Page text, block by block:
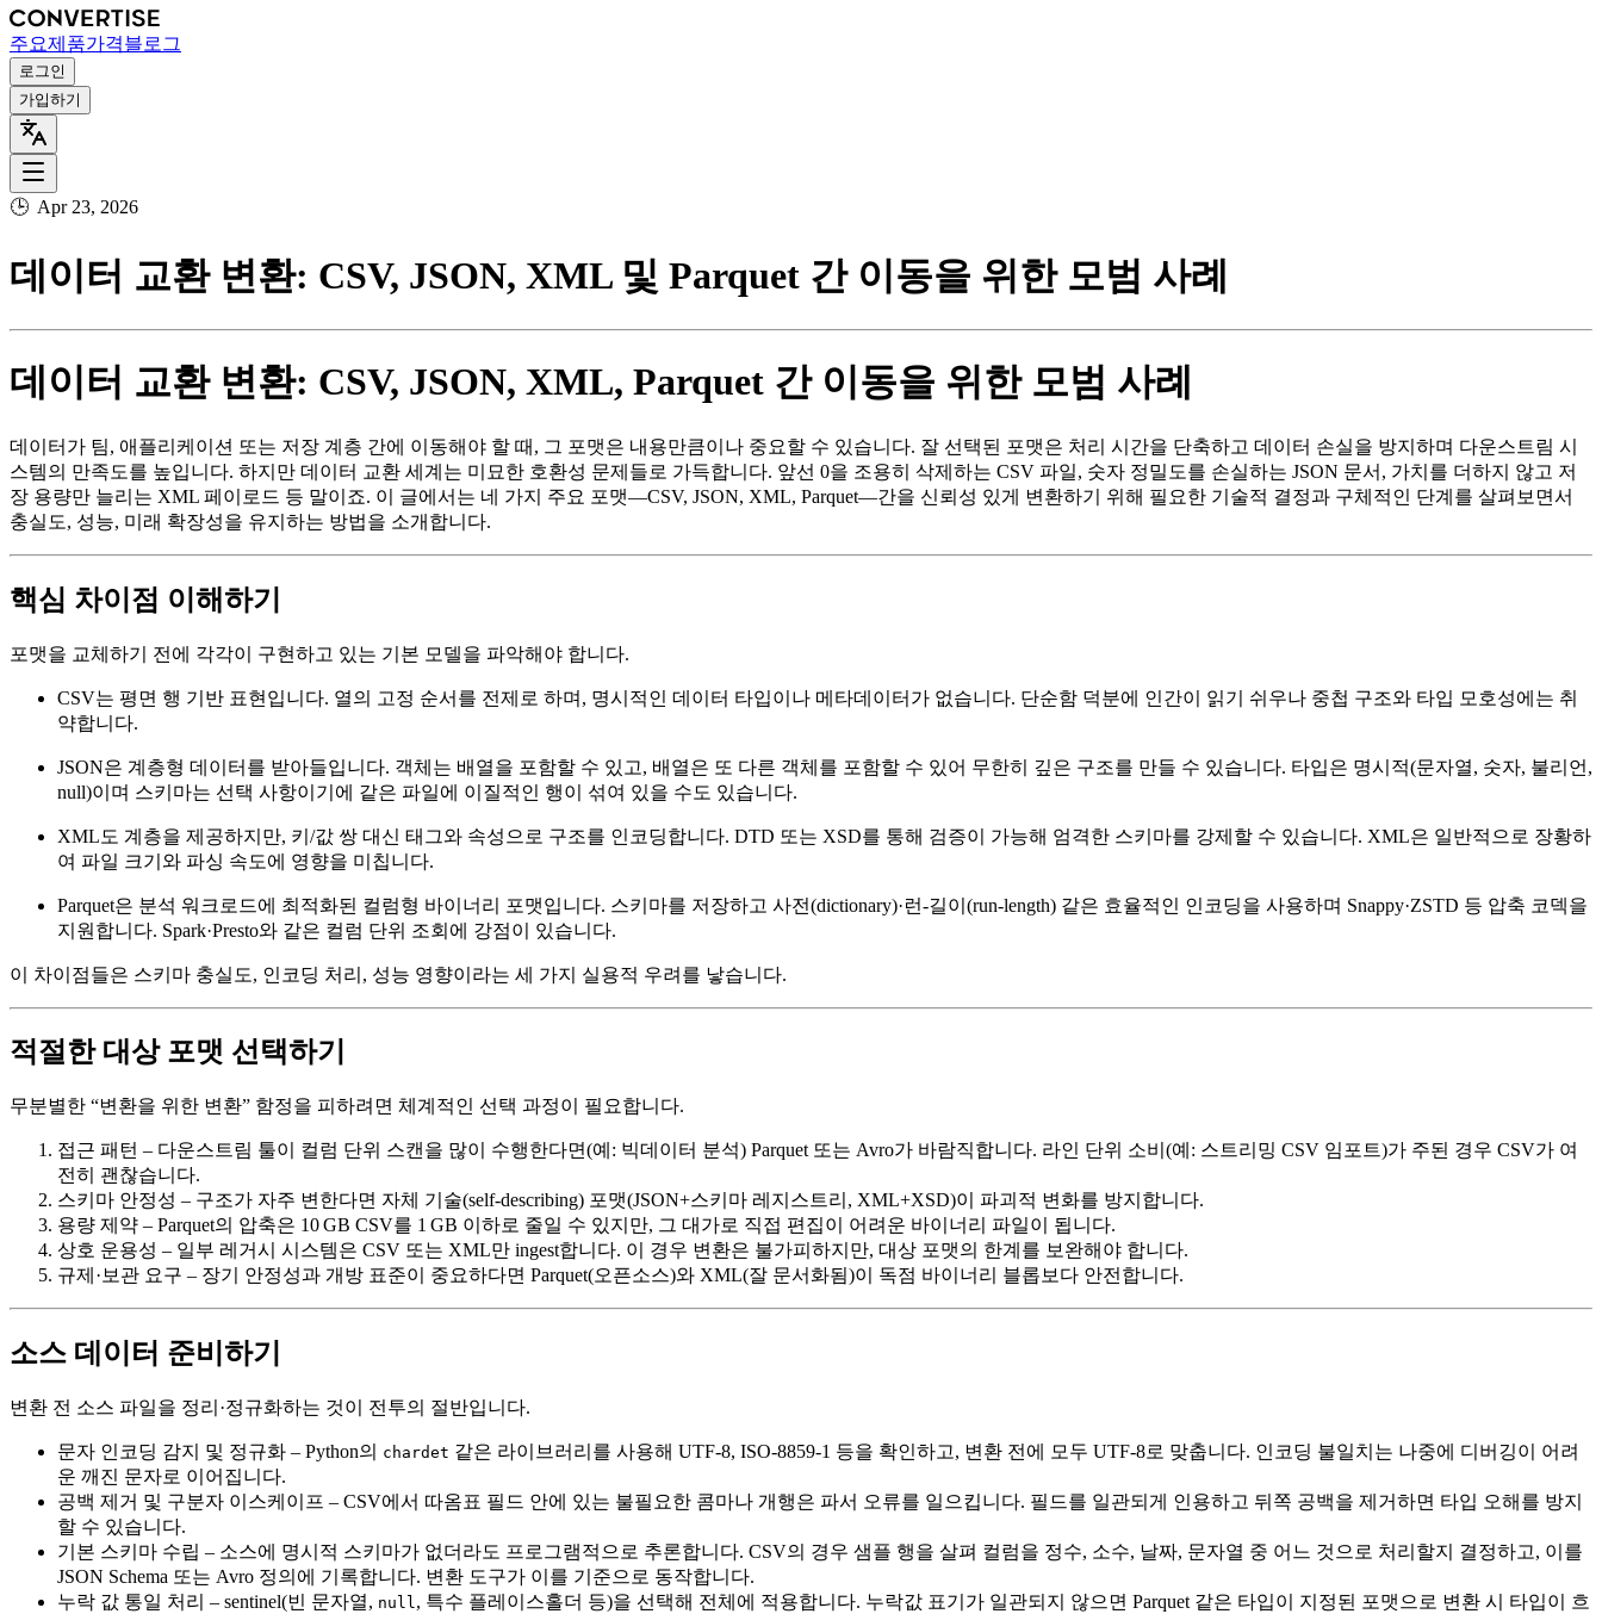
주요제품가격블로그
로그인
가입하기
🕒 Apr 23, 2026
데이터 교환 변환: CSV, JSON, XML 및 Parquet 간 이동을 위한 모범 사례
데이터 교환 변환: CSV, JSON, XML, Parquet 간 이동을 위한 모범 사례
데이터가 팀, 애플리케이션 또는 저장 계층 간에 이동해야 할 때, 그 포맷은 내용만큼이나 중요할 수 있습니다. 잘 선택된 포맷은 처리 시간을 단축하고 데이터 손실을 방지하며 다운스트림 시
스템의 만족도를 높입니다. 하지만 데이터 교환 세계는 미묘한 호환성 문제들로 가득합니다. 앞선 0을 조용히 삭제하는 CSV 파일, 숫자 정밀도를 손실하는 JSON 문서, 가치를 더하지 않고 저
장 용량만 늘리는 XML 페이로드 등 말이죠. 이 글에서는 네 가지 주요 포맷—CSV, JSON, XML, Parquet—간을 신뢰성 있게 변환하기 위해 필요한 기술적 결정과 구체적인 단계를 살펴보면서
충실도, 성능, 미래 확장성을 유지하는 방법을 소개합니다.
핵심 차이점 이해하기
포맷을 교체하기 전에 각각이 구현하고 있는 기본 모델을 파악해야 합니다.
CSV는 평면 행 기반 표현입니다. 열의 고정 순서를 전제로 하며, 명시적인 데이터 타입이나 메타데이터가 없습니다. 단순함 덕분에 인간이 읽기 쉬우나 중첩 구조와 타입 모호성에는 취
약합니다.
JSON은 계층형 데이터를 받아들입니다. 객체는 배열을 포함할 수 있고, 배열은 또 다른 객체를 포함할 수 있어 무한히 깊은 구조를 만들 수 있습니다. 타입은 명시적(문자열, 숫자, 불리언,
null)이며 스키마는 선택 사항이기에 같은 파일에 이질적인 행이 섞여 있을 수도 있습니다.
XML도 계층을 제공하지만, 키/값 쌍 대신 태그와 속성으로 구조를 인코딩합니다. DTD 또는 XSD를 통해 검증이 가능해 엄격한 스키마를 강제할 수 있습니다. XML은 일반적으로 장황하
여 파일 크기와 파싱 속도에 영향을 미칩니다.
Parquet은 분석 워크로드에 최적화된 컬럼형 바이너리 포맷입니다. 스키마를 저장하고 사전(dictionary)·런‑길이(run‑length) 같은 효율적인 인코딩을 사용하며 Snappy·ZSTD 등 압축 코덱을
지원합니다. Spark·Presto와 같은 컬럼 단위 조회에 강점이 있습니다.
이 차이점들은 스키마 충실도, 인코딩 처리 , 성능 영향이라는 세 가지 실용적 우려를 낳습니다.
적절한 대상 포맷 선택하기
무분별한 “변환을 위한 변환” 함정을 피하려면 체계적인 선택 과정이 필요합니다.
접근 패턴 – 다운스트림 툴이 컬럼 단위 스캔을 많이 수행한다면(예: 빅데이터 분석) Parquet 또는 Avro가 바람직합니다. 라인 단위 소비(예: 스트리밍 CSV 임포트)가 주된 경우 CSV가 여
전히 괜찮습니다.
스키마 안정성 – 구조가 자주 변한다면 자체 기술(self‑describing) 포맷(JSON+스키마 레지스트리, XML+XSD)이 파괴적 변화를 방지합니다.
용량 제약 – Parquet의 압축은 10 GB CSV를 1 GB 이하로 줄일 수 있지만, 그 대가로 직접 편집이 어려운 바이너리 파일이 됩니다.
상호 운용성 – 일부 레거시 시스템은 CSV 또는 XML만 ingest합니다. 이 경우 변환은 불가피하지만, 대상 포맷의 한계를 보완해야 합니다.
규제·보관 요구 – 장기 안정성과 개방 표준이 중요하다면 Parquet(오픈소스)와 XML(잘 문서화됨)이 독점 바이너리 블롭보다 안전합니다.
소스 데이터 준비하기
변환 전 소스 파일을 정리·정규화하는 것이 전투의 절반입니다.
문자 인코딩 감지 및 정규화 – Python의 chardet 같은 라이브러리를 사용해 UTF‑8, ISO‑8859‑1 등을 확인하고, 변환 전에 모두 UTF‑8로 맞춥니다. 인코딩 불일치는 나중에 디버깅이 어려
운 깨진 문자로 이어집니다.
공백 제거 및 구분자 이스케이프 – CSV에서 따옴표 필드 안에 있는 불필요한 콤마나 개행은 파서 오류를 일으킵니다. 필드를 일관되게 인용하고 뒤쪽 공백을 제거하면 타입 오해를 방지
할 수 있습니다.
기본 스키마 수립 – 소스에 명시적 스키마가 없더라도 프로그램적으로 추론합니다. CSV의 경우 샘플 행을 살펴 컬럼을 정수, 소수, 날짜, 문자열 중 어느 것으로 처리할지 결정하고, 이를
JSON Schema 또는 Avro 정의에 기록합니다. 변환 도구가 이를 기준으로 동작합니다.
누락 값 통일 처리 – sentinel(빈 문자열, null, 특수 플레이스홀더 등)을 선택해 전체에 적용합니다. 누락값 표기가 일관되지 않으면 Parquet 같은 타입이 지정된 포맷으로 변환 시 타입이 흐